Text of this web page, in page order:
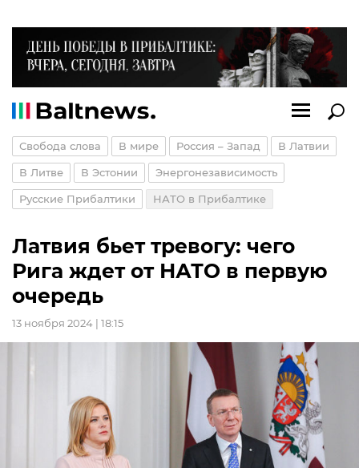
Свобода слова В мире Россия – Запад В Латвии
В Литве В Эстонии Энергонезависимость
Русские Прибалтики НАТО в Прибалтике
Латвия бьет тревогу: чего
Рига ждет от НАТО в первую
очередь
13 ноября 2024 | 18:15